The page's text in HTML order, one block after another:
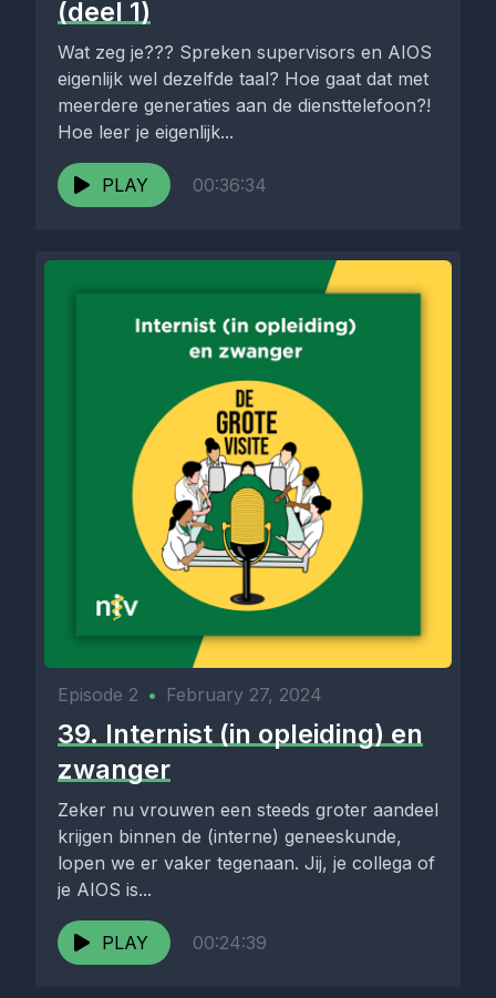
(deel 1)
Wat zeg je??? Spreken supervisors en AIOS
eigenlijk wel dezelfde taal? Hoe gaat dat met
meerdere generaties aan de diensttelefoon?!
Hoe leer je eigenlijk...
PLAY 00:36:34
Episode 2 • February 27, 2024
39. Internist (in opleiding) en
zwanger
Zeker nu vrouwen een steeds groter aandeel
krijgen binnen de (interne) geneeskunde,
lopen we er vaker tegenaan. Jij, je collega of
je AIOS is...
PLAY 00:24:39